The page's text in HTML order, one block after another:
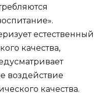
естественный
качества,
воздействие
качества.